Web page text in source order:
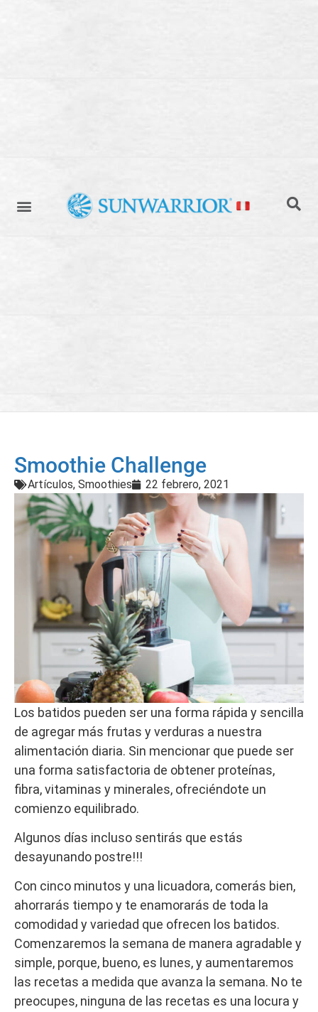
Smoothie Challenge
Artículos, Smoothies 22 febrero, 2021
Los batidos pueden ser una forma rápida y sencilla
de agregar más frutas y verduras a nuestra
alimentación diaria. Sin mencionar que puede ser
una forma satisfactoria de obtener proteínas,
fibra, vitaminas y minerales, ofreciéndote un
comienzo equilibrado.
Algunos días incluso sentirás que estás
desayunando postre!!!
Con cinco minutos y una licuadora, comerás bien,
ahorrarás tiempo y te enamorarás de toda la
comodidad y variedad que ofrecen los batidos.
Comenzaremos la semana de manera agradable y
simple, porque, bueno, es lunes, y aumentaremos
las recetas a medida que avanza la semana. No te
preocupes, ninguna de las recetas es una locura y